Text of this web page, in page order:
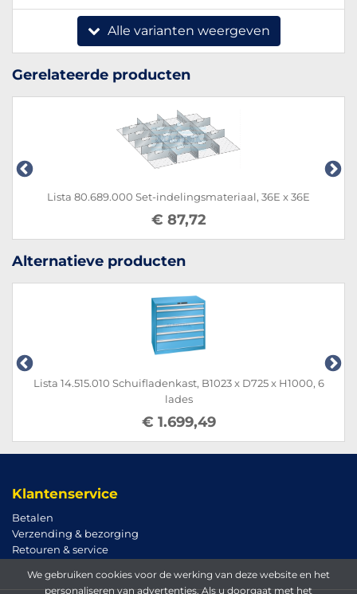
Alle varianten weergeven
Gerelateerde producten
Lista 80.689.000 Set-indelingsmateriaal, 36E x 36E
€ 87,72
Alternatieve producten
Lista 14.515.010 Schuifladenkast, B1023 x D725 x H1000, 6
lades
€ 1.699,49
Klantenservice
Betalen
Verzending & bezorging
Retouren & service
We gebruiken cookies voor de werking van deze website en het
personaliseren van advertenties. Als u doorgaat met het